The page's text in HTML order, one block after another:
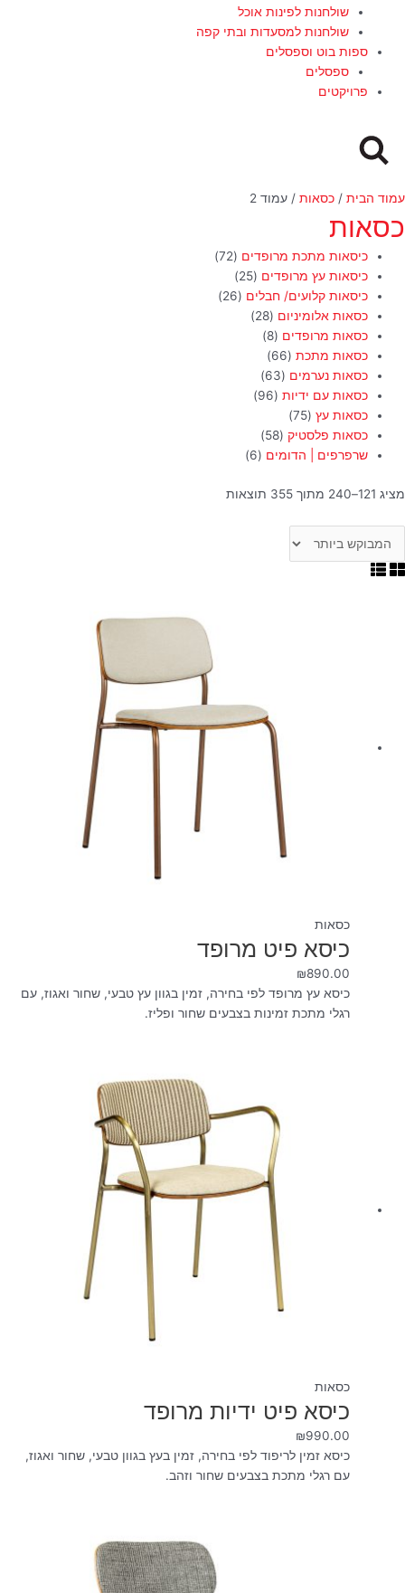
שולחנות לפינות אוכל
שולחנות למסעדות ובתי קפה
ספות בוט וספסלים
ספסלים
פרויקטים
עמוד הבית / כסאות / עמוד 2
כסאות
כיסאות מתכת מרופדים (72)
כיסאות עץ מרופדים (25)
כיסאות קלועים/ חבלים (26)
כסאות אלומיניום (28)
כסאות מרופדים (8)
כסאות מתכת (66)
כסאות נערמים (63)
כסאות עם ידיות (96)
כסאות עץ (75)
כסאות פלסטיק (58)
שרפרפים | הדומים (6)
מציג 121–240 מתוך 355 תוצאות
כסאות
כיסא פיט מרופד
₪890.00
כיסא עץ מרופד לפי בחירה, זמין בגוון עץ טבעי, שחור ואגוז, עם
רגלי מתכת זמינות בצבעים שחור ופליז.
כסאות
כיסא פיט ידיות מרופד
₪990.00
כיסא זמין לריפוד לפי בחירה, זמין בעץ בגוון טבעי, שחור ואגוז,
עם רגלי מתכת בצבעים שחור וזהב.